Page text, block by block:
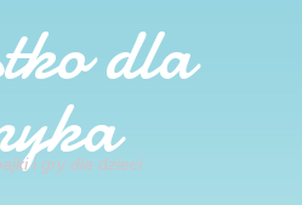
dla
i gry dla dzieci